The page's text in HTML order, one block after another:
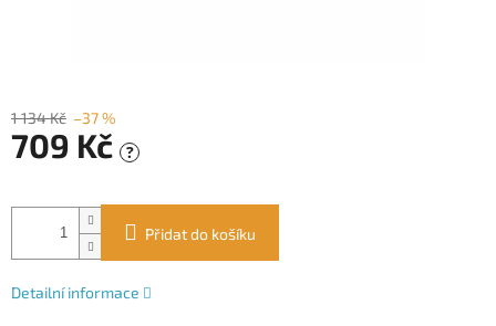
1 134 Kč –37 %
709 Kč ?
cena:
Přidat do košíku
Detailní informace